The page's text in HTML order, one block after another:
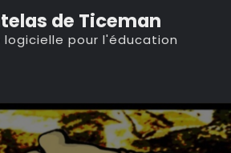
de Ticeman
logicielle pour l'éducation